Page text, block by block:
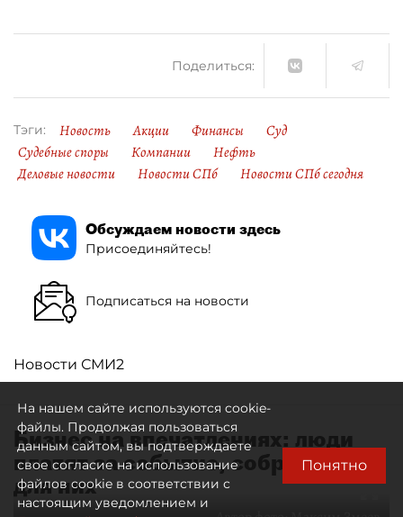
Поделиться:
Тэги: Новость Акции Финансы
Суд
Судебные споры
Компании
Нефть
Деловые новости
Новости СПб Новости СПб сегодня
Обсуждаем новости здесь
Присоединяйтесь!
Подписаться на новости
Новости СМИ2
Бизнес на впечатлениях: люди
платят за событие, собранное
для них
На нашем сайте используются cookie-
файлы. Продолжая пользоваться
данным сайтом, вы подтверждаете
свое согласие на использование
файлов cookie в соответствии с
настоящим уведомлением и
Понятно